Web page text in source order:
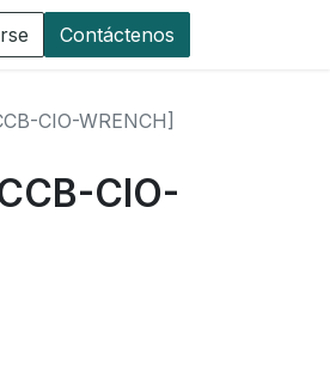
Contáctenos
CIO-WRENCH]
CIO-